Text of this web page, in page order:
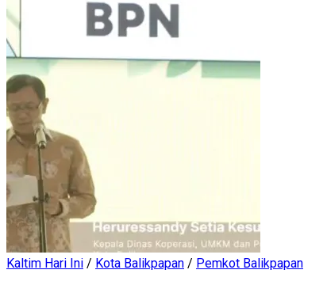
Kaltim Hari Ini / Kota Balikpapan / Pemkot Balikpapan